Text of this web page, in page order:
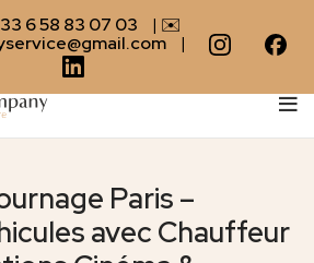
6 58 83 07 03
| ✉️
|
Paris –
avec Chauffeur